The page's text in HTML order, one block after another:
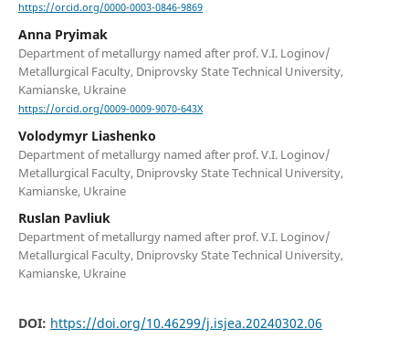
https://orcid.org/0000-0003-0846-9869
Anna Pryimak
Department of metallurgy named after prof. V.I. Loginov/
Metallurgical Faculty, Dniprovsky State Technical University,
Kamianske, Ukraine
https://orcid.org/0009-0009-9070-643X
Volodymyr Liashenko
Department of metallurgy named after prof. V.I. Loginov/
Metallurgical Faculty, Dniprovsky State Technical University,
Kamianske, Ukraine
Ruslan Pavliuk
Department of metallurgy named after prof. V.I. Loginov/
Metallurgical Faculty, Dniprovsky State Technical University,
Kamianske, Ukraine
DOI: https://doi.org/10.46299/j.isjea.20240302.06